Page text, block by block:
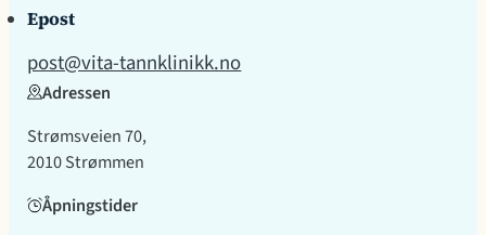
Epost
post@vita-tannklinikk.no
Adressen
Strømsveien 70,
2010 Strømmen
Åpningstider